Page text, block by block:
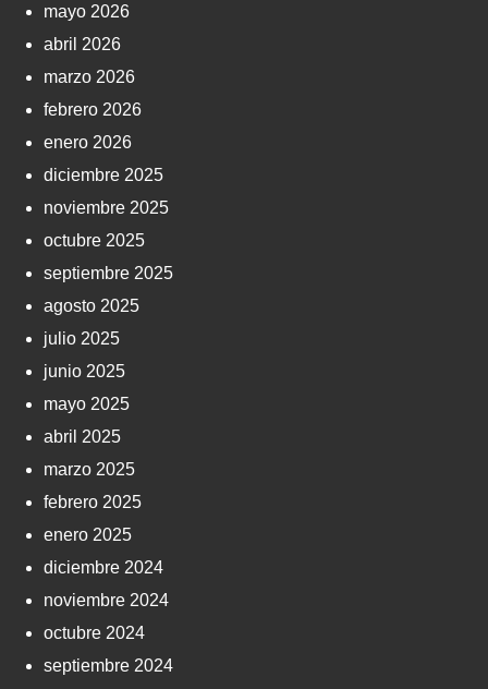
mayo 2026
abril 2026
marzo 2026
febrero 2026
enero 2026
diciembre 2025
noviembre 2025
octubre 2025
septiembre 2025
agosto 2025
julio 2025
junio 2025
mayo 2025
abril 2025
marzo 2025
febrero 2025
enero 2025
diciembre 2024
noviembre 2024
octubre 2024
septiembre 2024